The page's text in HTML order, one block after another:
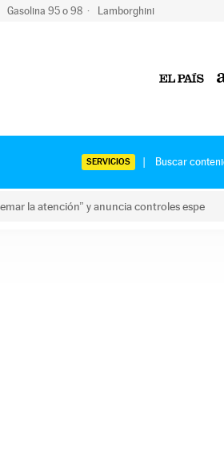
Gasolina 95 o 98 Lamborghini
SERVICIOS
la atención” y anuncia controles espe